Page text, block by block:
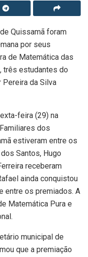
Quissamã foram
por seus
de Matemática das
três estudantes do
Pereira da Silva
feira (29) na
dos
estiveram entre os
Santos, Hugo
receberam
ainda conquistou
entre os premiados. A
Matemática Pura e
municipal de
que a premiação